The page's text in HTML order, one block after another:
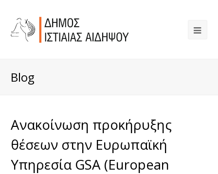
Blog
Ανακοίνωση προκήρυξης
θέσεων στην Ευρωπαϊκή
Υπηρεσία GSA (European